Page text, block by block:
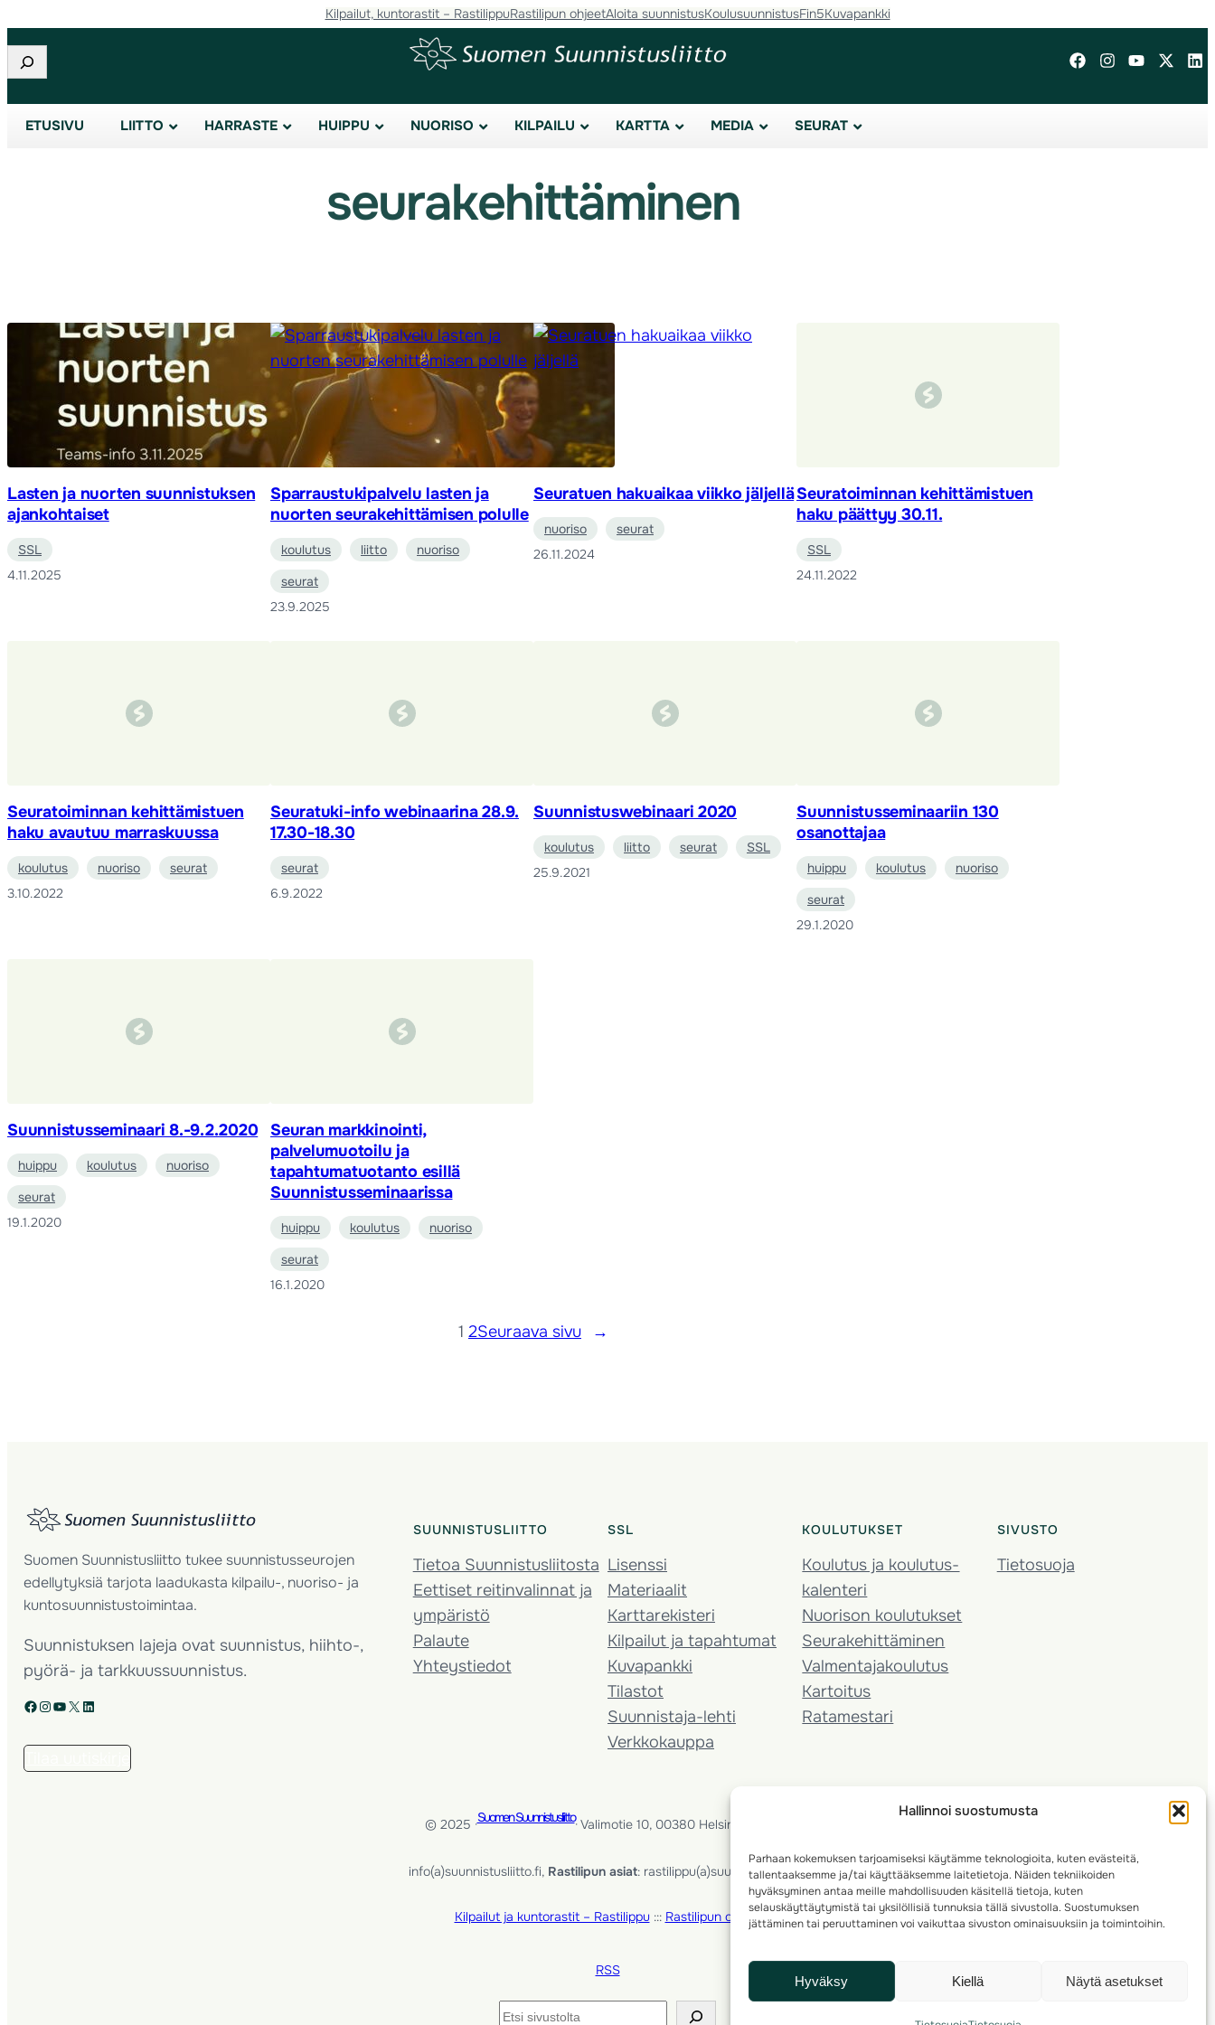
Hallinnoi suostumusta
Parhaan kokemuksen tarjoamiseksi käytämme teknologioita, kuten evästeitä,
tallentaaksemme ja/tai käyttääksemme laitetietoja. Näiden tekniikoiden
hyväksyminen antaa meille mahdollisuuden käsitellä tietoja, kuten
selauskäyttäytymistä tai yksilöllisiä tunnuksia tällä sivustolla. Suostumuksen
jättäminen tai peruuttaminen voi vaikuttaa sivuston ominaisuuksiin ja toimintoihin.
Hyväksy Kiellä Näytä asetukset
sisältöön
Kilpailut, kuntorastit – RastilippuRastilipun ohjeetAloita suunnistusKoulusuunnistusFin5Kuvapankki
Etsi
ETUSIVU LIITTO HARRASTE HUIPPU NUORISO KILPAILU KARTTA MEDIA SEURAT
seurakehittäminen
Lasten ja nuorten suunnistuksen
ajankohtaiset
SSL
4.11.2025
Sparraustukipalvelu lasten ja
nuorten seurakehittämisen polulle
koulutus liitto
nuoriso
seurat
23.9.2025
Seuratuen hakuaikaa viikko jäljellä
nuoriso
seurat
26.11.2024
Seuratoiminnan kehittämistuen
haku päättyy 30.11.
SSL
24.11.2022
Seuratoiminnan kehittämistuen
haku avautuu marraskuussa
koulutus nuoriso
seurat
3.10.2022
Seuratuki-info webinaarina 28.9.
17.30-18.30
seurat
6.9.2022
Suunnistuswebinaari 2020
koulutus liitto seurat
SSL
25.9.2021
Suunnistusseminaariin 130
osanottajaa
huippu koulutus
nuoriso
seurat
29.1.2020
Suunnistusseminaari 8.-9.2.2020
huippu koulutus
nuoriso
seurat
19.1.2020
Seuran markkinointi,
palvelumuotoilu ja
tapahtumatuotanto esillä
Suunnistusseminaarissa
huippu koulutus
nuoriso
seurat
16.1.2020
1 2Seuraava sivu →
Suomen Suunnistusliitto tukee suunnistusseurojen
edellytyksiä tarjota laadukasta kilpailu-, nuoriso- ja
kuntosuunnistustoimintaa.
Suunnistuksen lajeja ovat suunnistus, hiihto-,
pyörä- ja tarkkuussuunnistus.
Facebook Instagram YouTube X LinkedIn
SUUNNISTUSLIITTO
Tietoa Suunnistusliitosta
Eettiset reitinvalinnat ja
ympäristö
Palaute
Yhteystiedot
SSL
Lisenssi
Materiaalit
Karttarekisteri
Kilpailut ja tapahtumat
Kuvapankki
Tilastot
Suunnistaja-lehti
Verkkokauppa
KOULUTUKSET
Koulutus ja koulutus­
kalenteri
Nuorison koulutukset
Seura­kehittäminen
Valmentaja­koulutus
Kartoitus
Ratamestari
SIVUSTO
Tietosuoja
© 2025 ·Suomen Suunnistusliitto· Valimotie 10, 00380 Helsinki, Finland
info(a)suunnistusliitto.fi, Rastilipun asiat: rastilippu(a)suunnistusliitto.fi
Kilpailut ja kuntorastit – Rastilippu::: Rastilipun ohjeet
RSS
Etsi